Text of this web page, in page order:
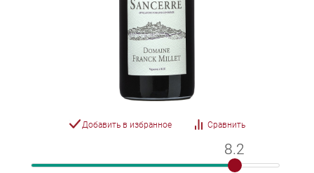
Добавить в избранное Сравнить
8.2
8.2